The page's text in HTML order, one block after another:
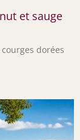
et sauge
dorées